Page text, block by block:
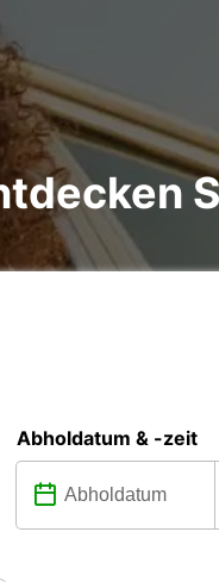
Abholdatum & -zeit